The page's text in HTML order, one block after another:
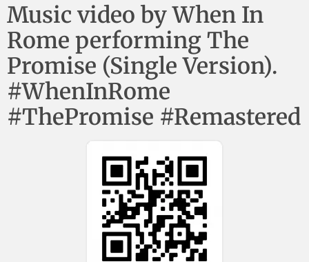
Music video by When In
Rome performing The
Promise (Single Version).
#WhenInRome
#ThePromise #Remastered